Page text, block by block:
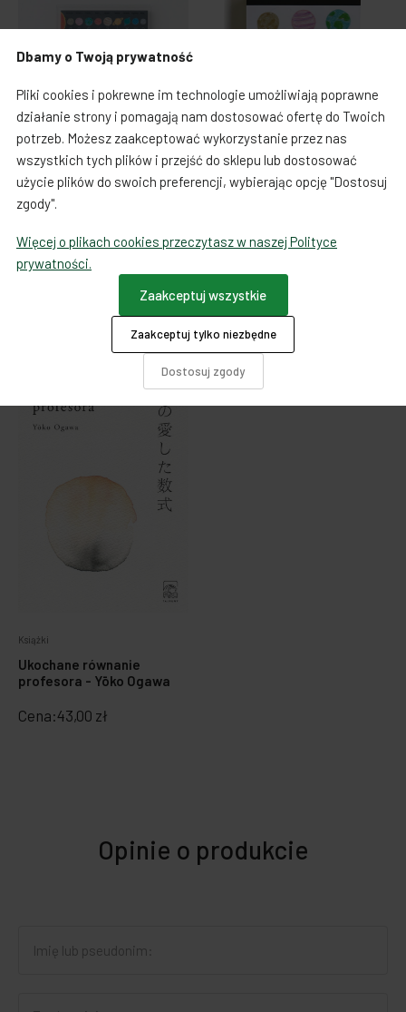
Książki i artykuły papiernicze
Karteczki samoprzylepne
Study Holic - planety
Cena: 33,00 zł
Książki i artykuły papiernicze
Memo Pad Notes - Planety
Cena:34,90 zł
Książki
Ukochane równanie
profesora - Yōko Ogawa
Cena:43,00 zł
Opinie o produkcie
Dbamy o Twoją prywatność
Pliki cookies i pokrewne im technologie umożliwiają poprawne
działanie strony i pomagają nam dostosować ofertę do Twoich
potrzeb. Możesz zaakceptować wykorzystanie przez nas
wszystkich tych plików i przejść do sklepu lub dostosować
użycie plików do swoich preferencji, wybierając opcję "Dostosuj
zgody".
Więcej o plikach cookies przeczytasz w naszej Polityce
prywatności.
Dostosuj zgody
Zaakceptuj tylko niezbędne
Zaakceptuj wszystkie